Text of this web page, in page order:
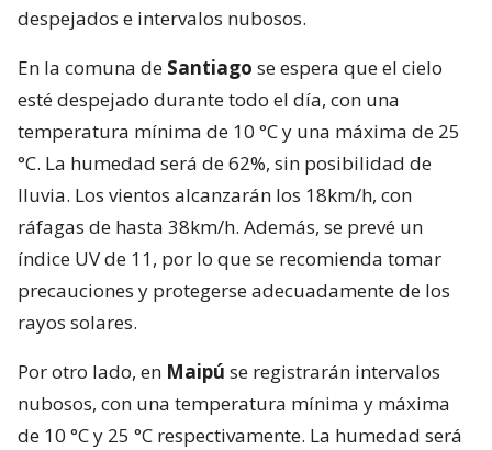
despejados e intervalos nubosos.
En la comuna de Santiago se espera que el cielo
esté despejado durante todo el día, con una
temperatura mínima de 10 °C y una máxima de 25
°C. La humedad será de 62%, sin posibilidad de
lluvia. Los vientos alcanzarán los 18km/h, con
ráfagas de hasta 38km/h. Además, se prevé un
índice UV de 11, por lo que se recomienda tomar
precauciones y protegerse adecuadamente de los
rayos solares.
Por otro lado, en Maipú se registrarán intervalos
nubosos, con una temperatura mínima y máxima
de 10 °C y 25 °C respectivamente. La humedad será